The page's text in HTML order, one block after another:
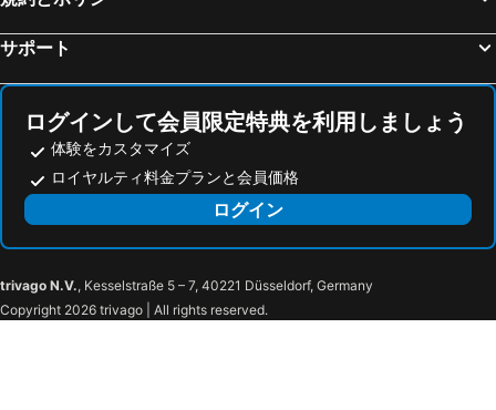
サポート
ログインして会員限定特典を利用しましょう
体験をカスタマイズ
ロイヤルティ料金プランと会員価格
ログイン
trivago N.V., Kesselstraße 5 – 7, 40221 Düsseldorf, Germany
Copyright 2026 trivago | All rights reserved.